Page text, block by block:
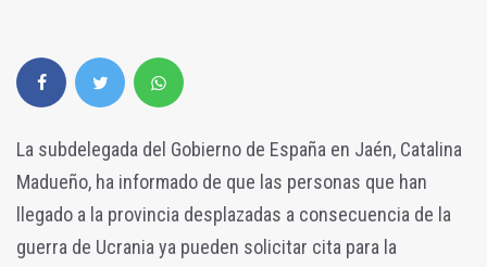
La subdelegada del Gobierno de España en Jaén, Catalina
Madueño, ha informado de que las personas que han
llegado a la provincia desplazadas a consecuencia de la
guerra de Ucrania ya pueden solicitar cita para la